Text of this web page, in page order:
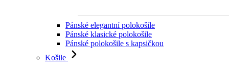
Pánské elegantní polokošile
Pánské klasické polokošile
Pánské polokošile s kapsičkou
Košile